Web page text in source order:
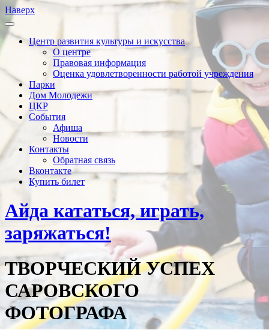
Наверх
Центр развития культуры и искусства
О центре
Правовая информация
Оценка удовлетворенности работой учреждения
Парки
Дом Молодежи
ЦКР
События
Афиша
Новости
Контакты
Обратная связь
Вконтакте
Купить билет
Айда кататься, играть,
заряжаться!
ТВОРЧЕСКИЙ УСПЕХ
САРОВСКОГО
ФОТОГРАФА